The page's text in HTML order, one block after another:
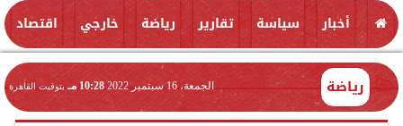
أخبار سياسة تقارير رياضة خارجي اقتصاد
رياضة الجمعة، 16 سبتمبر 2022 10:28 مـ بتوقيت القاهرة